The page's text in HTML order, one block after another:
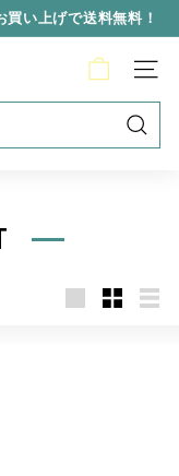
い上げで送料無料！